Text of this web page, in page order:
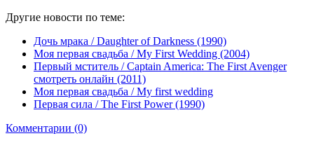
Другие новости по теме:
Дочь мрака / Daughter of Darkness (1990)
Моя первая свадьба / My First Wedding (2004)
Первый мститель / Captain America: The First Avenger
смотреть онлайн (2011)
Моя первая свадьба / My first wedding
Первая сила / The First Power (1990)
Комментарии (0)